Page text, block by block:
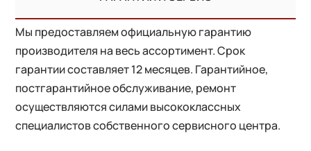
Мы предоставляем официальную гарантию
производителя на весь ассортимент. Срок
гарантии составляет 12 месяцев. Гарантийное,
постгарантийное обслуживание, ремонт
осуществляются силами высококлассных
специалистов собственного сервисного центра.